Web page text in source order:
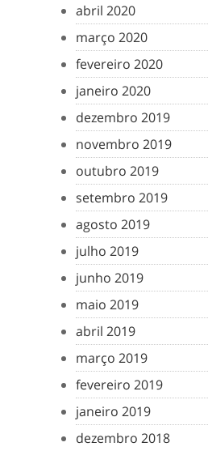
abril 2020
março 2020
fevereiro 2020
janeiro 2020
dezembro 2019
novembro 2019
outubro 2019
setembro 2019
agosto 2019
julho 2019
junho 2019
maio 2019
abril 2019
março 2019
fevereiro 2019
janeiro 2019
dezembro 2018